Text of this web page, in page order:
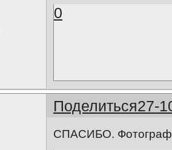
0
Поделиться27-
СПАСИБО.